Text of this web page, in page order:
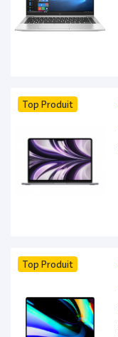
Top Produit
Top Produit